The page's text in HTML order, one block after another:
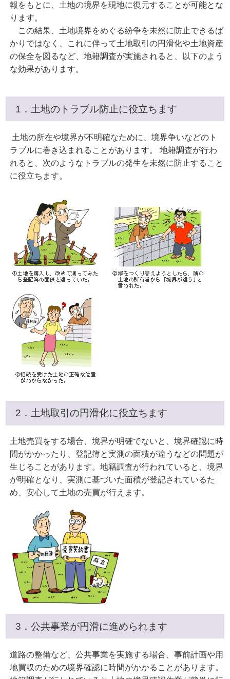
報をもとに、土地の境界を現地に復元することが可能とな
ります。
この結果、土地境界をめぐる紛争を未然に防止できるば
かりではなく、これに伴って土地取引の円滑化や土地資産
の保全を図るなど、地籍調査が実施されると、以下のよう
な効果があります。
1．土地のトラブル防止に役立ちます
土地の所在や境界が不明確なために、境界争いなどのト
ラブルに巻き込まれることがあります。 地籍調査が行わ
れると、次のようなトラブルの発生を未然に防止すること
に役立ちます。
2．土地取引の円滑化に役立ちます
土地売買をする場合、境界が明確でないと、境界確認に時
間がかかったり、登記簿と実測の面積が違うなどの問題が
生じることがあります。地籍調査が行われていると、境界
が明確となり、実測に基づいた面積が登記されているた
め、安心して土地の売買が行えます。
3．公共事業が円滑に進められます
道路の整備など、公共事業を実施する場合、事前計画や用
地買収のための境界確認に時間がかかることがあります。